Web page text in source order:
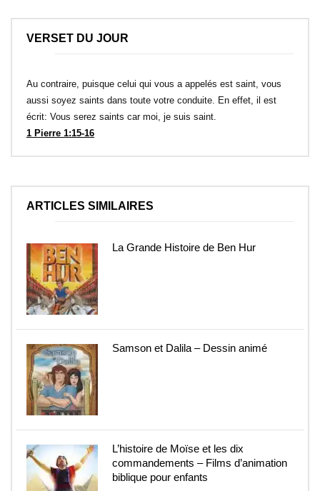
VERSET DU JOUR
Au contraire, puisque celui qui vous a appelés est saint, vous
aussi soyez saints dans toute votre conduite. En effet, il est
écrit: Vous serez saints car moi, je suis saint.
1 Pierre 1:15-16
ARTICLES SIMILAIRES
La Grande Histoire de Ben Hur
Samson et Dalila – Dessin animé
L’histoire de Moïse et les dix
commandements – Films d’animation
biblique pour enfants